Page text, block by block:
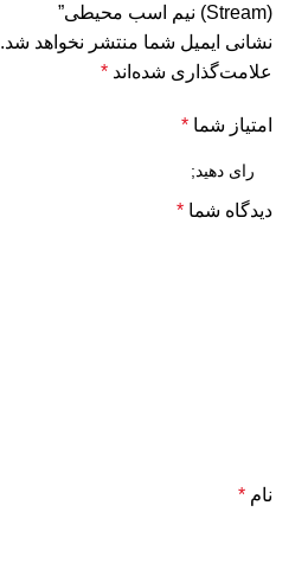
(Stream) نیم اسب محیطی”
نشانی ایمیل شما منتشر نخواهد شد.
علامت‌گذاری شده‌اند *
امتیاز شما *
دیدگاه شما *
نام *